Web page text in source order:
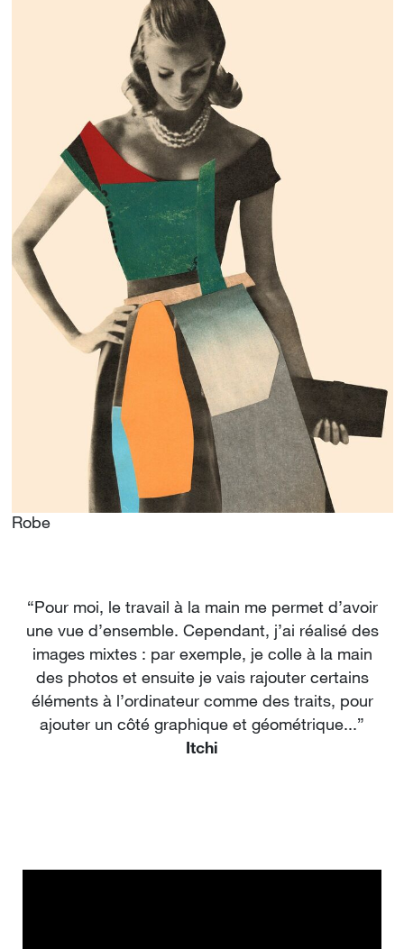
Robe
“Pour moi, le travail à la main me permet d’avoir
une vue d’ensemble. Cependant, j’ai réalisé des
images mixtes : par exemple, je colle à la main
des photos et ensuite je vais rajouter certains
éléments à l’ordinateur comme des traits, pour
ajouter un côté graphique et géométrique...”
Itchi